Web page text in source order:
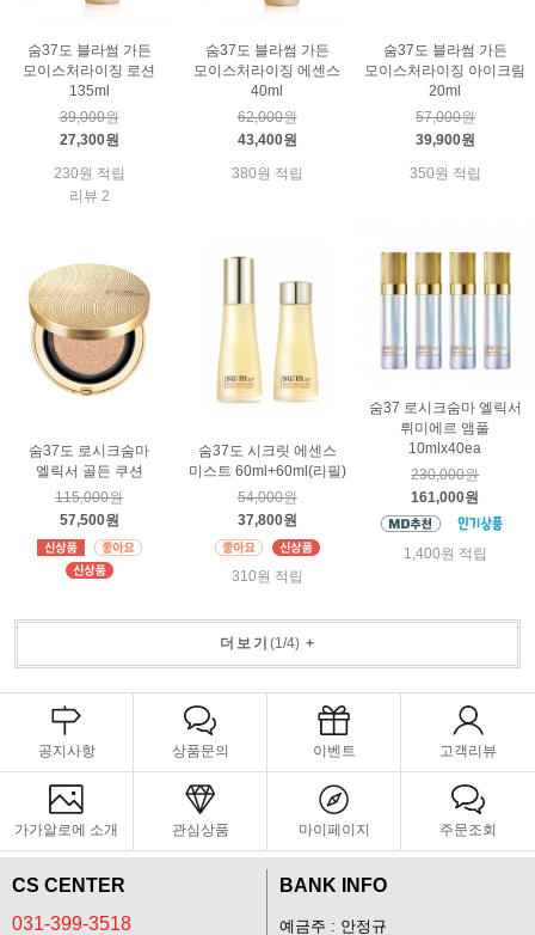
숨37도 블라썸 가든
모이스처라이징 로션
135ml
39,000원
27,300원
230원 적립
리뷰 2
숨37도 블라썸 가든
모이스처라이징 에센스
40ml
62,000원
43,400원
380원 적립
숨37도 블라썸 가든
모이스처라이징 아이크림
20ml
57,000원
39,900원
350원 적립
숨37도 로시크숨마
엘릭서 골든 쿠션
115,000원
57,500원
숨37도 시크릿 에센스
미스트 60ml+60ml(리필)
54,000원
37,800원
310원 적립
숨37 로시크숨마 엘릭서
뤼미에르 앰풀
10mlx40ea
230,000원
161,000원
1,400원 적립
더보기 (1/4)+
공지사항 상품문의 이벤트 고객리뷰
가가알로에 소개 관심상품 마이페이지 주문조회
CS CENTER
031-399-3518
BANK INFO
예금주 : 안정규